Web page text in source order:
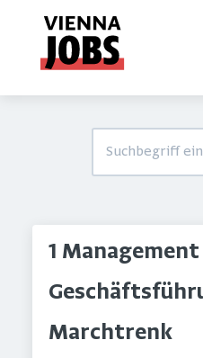
1
Marchtrenk